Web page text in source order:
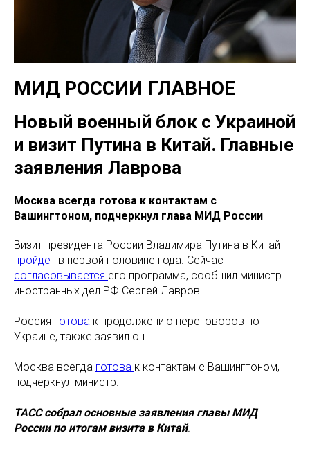
МИД РОССИИ ГЛАВНОЕ
Новый военный блок с Украиной
и визит Путина в Китай. Главные
заявления Лаврова
Москва всегда готова к контактам с
Вашингтоном, подчеркнул глава МИД России
Визит президента России Владимира Путина в Китай
пройдет в первой половине года. Сейчас
согласовывается его программа, сообщил министр
иностранных дел РФ Сергей Лавров.
Россия готова к продолжению переговоров по
Украине, также заявил он.
Москва всегда готова к контактам с Вашингтоном,
подчеркнул министр.
ТАСС собрал основные заявления главы МИД
России по итогам визита в Китай.